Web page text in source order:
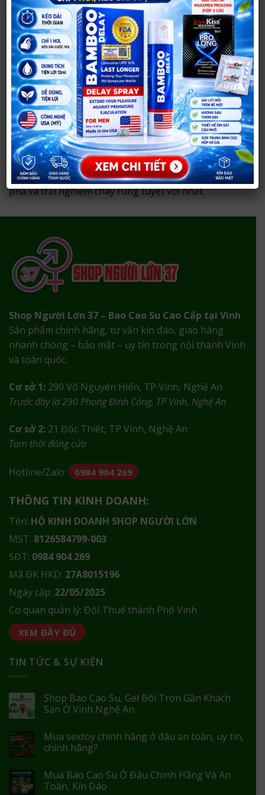
SHOP NGƯỜI LỚN 37 chuyên cung cấp các loại chày
rung tình yêu với chất lượng đáng tin cậy. Nhiều mẫu
chày rung tình yêu với nhiều chế độ rung mạnh mẽ,
đáp ứng mọi nhu cầu của bạn.
Với chày rung bạn có thể tận hưởng những trải
nghiệm thú vị và mãnh liệt. Sản phẩm thiết kế 2 đầu
sử dụng rung thụt ngoáy đa chế độ.
Ngoài ra, có loại chày rung chống nước, cho phép
bạn khám phá niềm vui tình dục trong môi trường ẩm
ướt. Hãy ghé thăm SHOP NGƯỜI LỚN 37 để khám
phá và trải nghiệm chày rung tuyệt vời nhất.
Shop Người Lớn 37 – Bao Cao Su Cao Cấp tại Vinh
Sản phẩm chính hãng, tư vấn kín đáo, giao hàng
nhanh chóng – bảo mật – uy tín trong nội thành Vinh
và toàn quốc.
Cơ sở 1: 290 Võ Nguyên Hiến, TP Vinh, Nghệ An
Trước đây là 290 Phong Đình Cảng, TP Vinh, Nghệ An
Cơ sở 2: 21 Đốc Thiết, TP Vinh, Nghệ An
Tạm thời đóng cửa
Hotline/Zalo: 0984 904 269
THÔNG TIN KINH DOANH:
Tên: HỘ KINH DOANH SHOP NGƯỜI LỚN
MST: 8126584799-003
SĐT: 0984 904 269
Mã ĐK HKD: 27A8015196
Ngày cấp: 22/05/2025
Cơ quan quản lý: Đội Thuế thành Phố Vinh
XEM ĐẦY ĐỦ
TIN TỨC & SỰ KIỆN
Shop Bao Cao Su, Gel Bôi Trơn Gần Khách
Sạn Ở Vinh Nghệ An
Mua sextoy chính hãng ở đâu an toàn, uy tín,
chính hãng?
Mua Bao Cao Su Ở Đâu Chính Hãng Và An
Toàn, Kín Đáo